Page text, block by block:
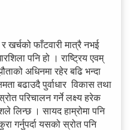
खर्चको फाँटवारी मात्रै नभई
पनि हो । राष्ट्रिय एवम्
अधिनमा रहेर बढि भन्दा
बढाउदै पुर्वाधार विकास तथा
परिचालन गर्ने लक्ष्य हरेक
लिन्छ । सायद हाम्रोमा पनि
गर्नुपर्दा यसको स्रोत पनि